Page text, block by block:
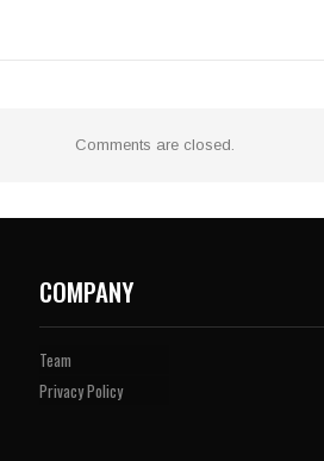
Comments are closed.
COMPANY
Team
Privacy Policy